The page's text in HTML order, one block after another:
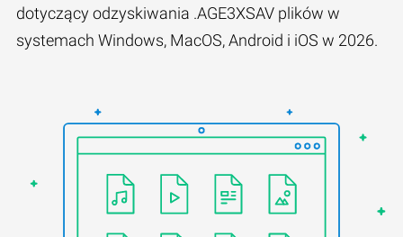
dotyczący odzyskiwania .AGE3XSAV plików w
systemach Windows, MacOS, Android i iOS w 2026.